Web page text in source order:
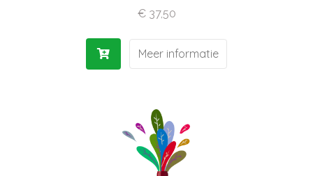
€37,50
Meer informatie